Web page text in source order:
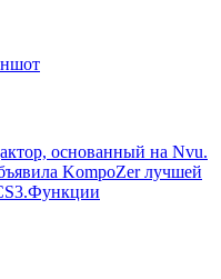
основанный на Nvu.
KompoZer лучшей